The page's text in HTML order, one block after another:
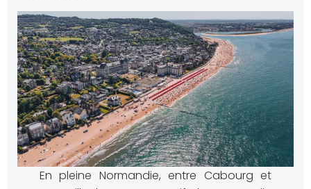
En pleine Normandie, entre Cabourg et